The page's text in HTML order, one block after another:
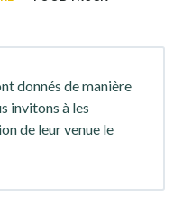
donnés de manière
invitons à les
de leur venue le